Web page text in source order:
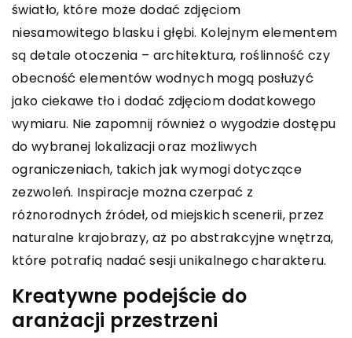
światło, które może dodać zdjęciom
niesamowitego blasku i głębi. Kolejnym elementem
są detale otoczenia – architektura, roślinność czy
obecność elementów wodnych mogą posłużyć
jako ciekawe tło i dodać zdjęciom dodatkowego
wymiaru. Nie zapomnij również o wygodzie dostępu
do wybranej lokalizacji oraz możliwych
ograniczeniach, takich jak wymogi dotyczące
zezwoleń. Inspiracje można czerpać z
różnorodnych źródeł, od miejskich scenerii, przez
naturalne krajobrazy, aż po abstrakcyjne wnętrza,
które potrafią nadać sesji unikalnego charakteru.
Kreatywne podejście do
aranżacji przestrzeni